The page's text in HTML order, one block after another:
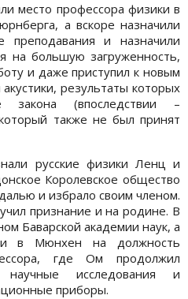
место профессора физики в
а вскоре назначили
преподавания и назначили
на большую загруженность,
и даже приступил к новым
результаты которых
закона (впоследствии –
также не был принят
русские физики Ленц и
Королевское общество
и избрало своим членом.
признание и на родине. В
Баварской академии наук, а
в Мюнхен на должность
где Ом продолжил
исследования и
приборы.